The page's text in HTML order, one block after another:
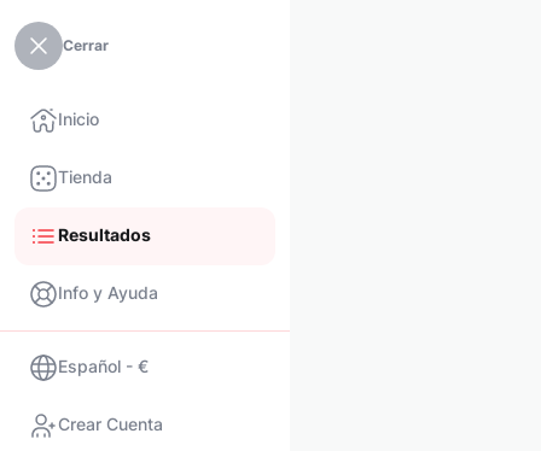
Cerrar
Inicio
Tienda
Resultados
Info y Ayuda
Español - €
Crear Cuenta